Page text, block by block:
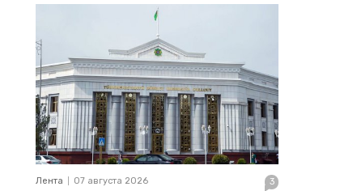
Лента 07 августа 2026 3